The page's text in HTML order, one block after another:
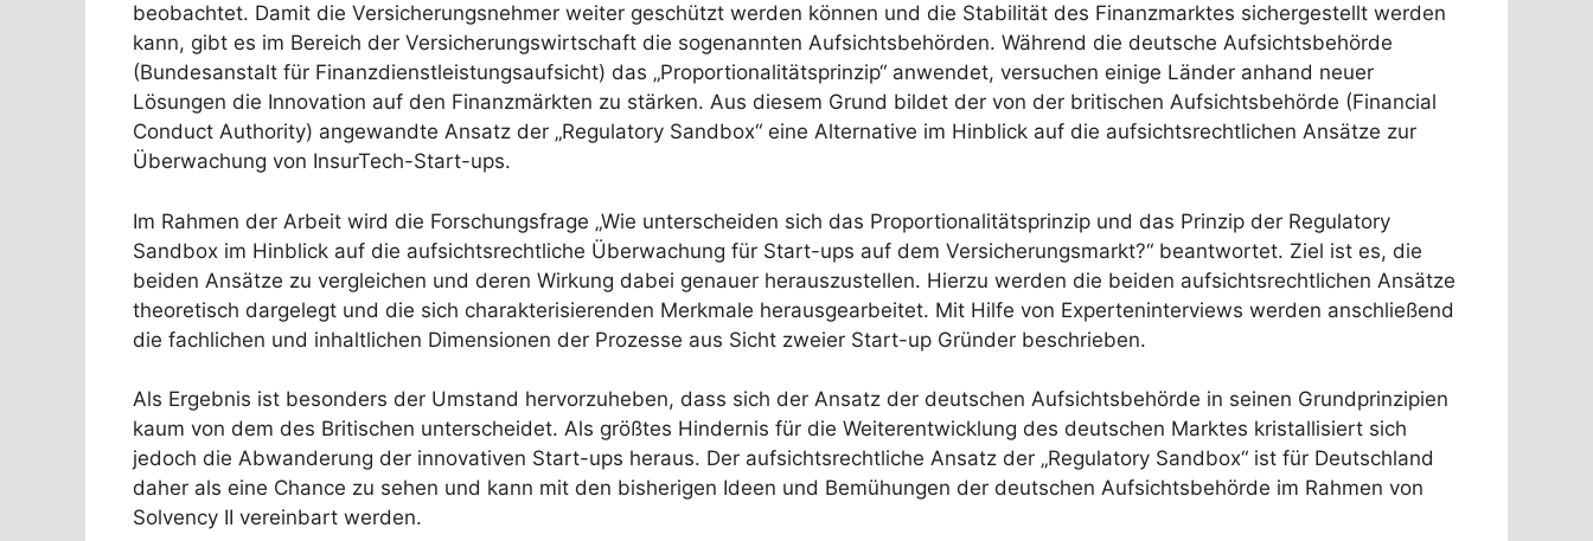
beobachtet. Damit die Versicherungsnehmer weiter geschützt werden können und die Stabilität des Finanzmarktes sichergestellt werden
kann, gibt es im Bereich der Versicherungswirtschaft die sogenannten Aufsichtsbehörden. Während die deutsche Aufsichtsbehörde
(Bundesanstalt für Finanzdienstleistungsaufsicht) das „Proportionalitätsprinzip“ anwendet, versuchen einige Länder anhand neuer
Lösungen die Innovation auf den Finanzmärkten zu stärken. Aus diesem Grund bildet der von der britischen Aufsichtsbehörde (Financial
Conduct Authority) angewandte Ansatz der „Regulatory Sandbox“ eine Alternative im Hinblick auf die aufsichtsrechtlichen Ansätze zur
Überwachung von InsurTech-Start-ups.
Im Rahmen der Arbeit wird die Forschungsfrage „Wie unterscheiden sich das Proportionalitätsprinzip und das Prinzip der Regulatory
Sandbox im Hinblick auf die aufsichtsrechtliche Überwachung für Start-ups auf dem Versicherungsmarkt?“ beantwortet. Ziel ist es, die
beiden Ansätze zu vergleichen und deren Wirkung dabei genauer herauszustellen. Hierzu werden die beiden aufsichtsrechtlichen Ansätze
theoretisch dargelegt und die sich charakterisierenden Merkmale herausgearbeitet. Mit Hilfe von Experteninterviews werden anschließend
die fachlichen und inhaltlichen Dimensionen der Prozesse aus Sicht zweier Start-up Gründer beschrieben.
Als Ergebnis ist besonders der Umstand hervorzuheben, dass sich der Ansatz der deutschen Aufsichtsbehörde in seinen Grundprinzipien
kaum von dem des Britischen unterscheidet. Als größtes Hindernis für die Weiterentwicklung des deutschen Marktes kristallisiert sich
jedoch die Abwanderung der innovativen Start-ups heraus. Der aufsichtsrechtliche Ansatz der „Regulatory Sandbox“ ist für Deutschland
daher als eine Chance zu sehen und kann mit den bisherigen Ideen und Bemühungen der deutschen Aufsichtsbehörde im Rahmen von
Solvency II vereinbart werden.